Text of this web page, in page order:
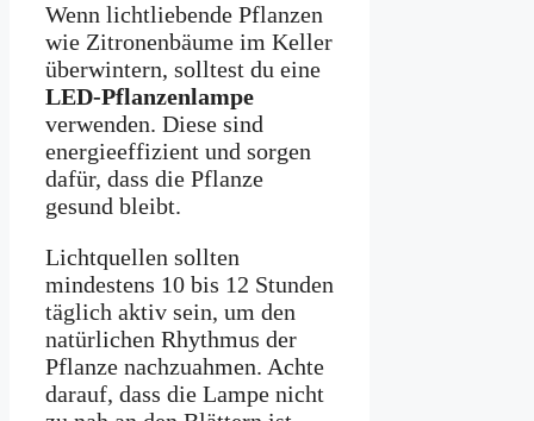
Wenn lichtliebende Pflanzen
wie Zitronenbäume im Keller
überwintern, solltest du eine
LED-Pflanzenlampe
verwenden. Diese sind
energieeffizient und sorgen
dafür, dass die Pflanze
gesund bleibt.
Lichtquellen sollten
mindestens 10 bis 12 Stunden
täglich aktiv sein, um den
natürlichen Rhythmus der
Pflanze nachzuahmen. Achte
darauf, dass die Lampe nicht